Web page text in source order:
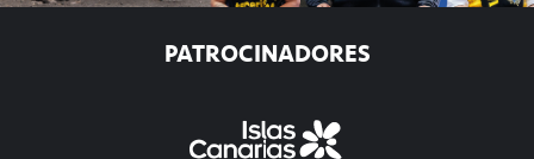
PATROCINADORES